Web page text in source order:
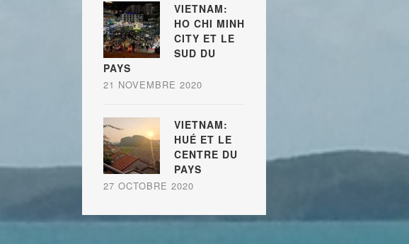
VIETNAM:
HO CHI MINH
CITY ET LE
SUD DU
PAYS
21 NOVEMBRE 2020
VIETNAM:
HUÉ ET LE
CENTRE DU
PAYS
27 OCTOBRE 2020